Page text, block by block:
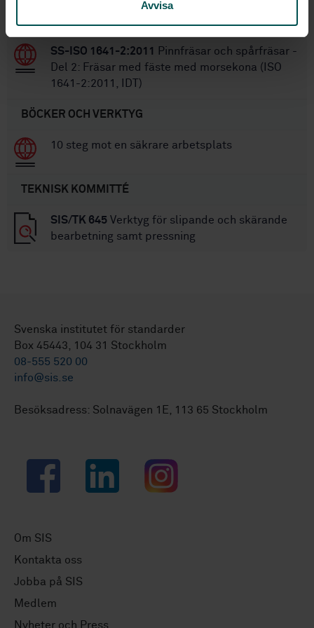
Avvisa
Modul 0,5 t.o.m. 40 - Nominella mått (ISO
SS-ISO 1641-2:2011
Pinnfräsar och spårfräsar -
Del 2: Fräsar med fäste med morsekona (ISO
1641-2:2011, IDT)
BÖCKER OCH VERKTYG
10 steg mot en säkrare arbetsplats
TEKNISK KOMMITTÉ
SIS/TK 645 Verktyg för slipande och skärande
bearbetning samt pressning
Svenska institutet för standarder
Box 45443, 104 31 Stockholm
08-555 520 00
info@sis.se
Besöksadress: Solnavägen 1E, 113 65 Stockholm
Facebook LinkedIn Instagram
Om SIS
Kontakta oss
Jobba på SIS
Medlem
Nyheter och Press